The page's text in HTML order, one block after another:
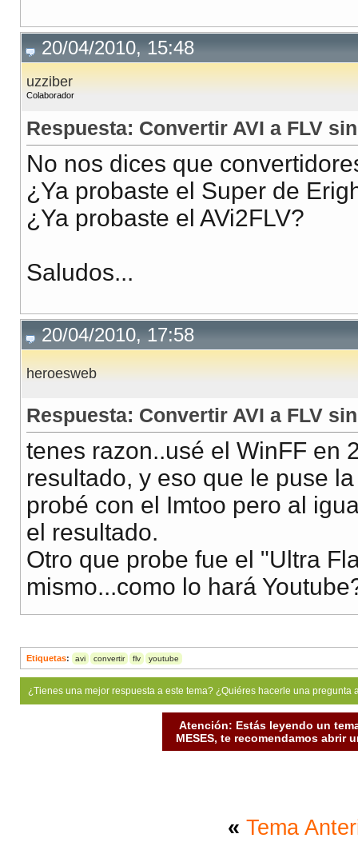
20/04/2010, 15:48
uzziber
Colaborador
Respuesta: Convertir AVI a FLV
No nos dices que
¿Ya probaste el Super de
¿Ya probaste el AVi2FLV?
Saludos...
20/04/2010, 17:58
heroesweb
Respuesta: Convertir AVI a FLV
tenes razon..usé el WinFF en
resultado, y eso que le puse
probé con el Imtoo pero al
el resultado.
Otro que probe fue el "Ultra
mismo...como lo hará
Etiquetas: avi convertir flv youtube
¿Tienes una mejor respuesta a este tema? ¿Quiéres hacerle una
Atención: Estás leyendo un
MESES, te recomendamos abrir
« Tema